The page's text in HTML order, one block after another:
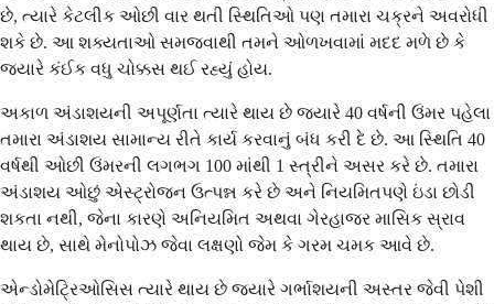
છે, ત્યારે કેટલીક ઓછી વાર થતી સ્થિતિઓ પણ તમારા ચક્રને અવરોધી
શકે છે. આ શક્યતાઓ સમજવાથી તમને ઓળખવામાં મદદ મળે છે કે
જ્યારે કંઈક વધુ ચોક્કસ થઈ રહ્યું હોય.
અકાળ અંડાશયની અપૂર્ણતા ત્યારે થાય છે જ્યારે 40 વર્ષની ઉંમર પહેલા
તમારા અંડાશય સામાન્ય રીતે કાર્ય કરવાનું બંધ કરી દે છે. આ સ્થિતિ 40
વર્ષથી ઓછી ઉંમરની લગભગ 100 માંથી 1 સ્ત્રીને અસર કરે છે. તમારા
અંડાશય ઓછું એસ્ટ્રોજન ઉત્પન્ન કરે છે અને નિયમિતપણે ઇંડા છોડી
શકતા નથી, જેના કારણે અનિયમિત અથવા ગેરહાજર માસિક સ્રાવ
થાય છે, સાથે મેનોપોઝ જેવા લક્ષણો જેમ કે ગરમ ચમક આવે છે.
એન્ડોમેટ્રિઓસિસ ત્યારે થાય છે જ્યારે ગર્ભાશયની અસ્તર જેવી પેશી